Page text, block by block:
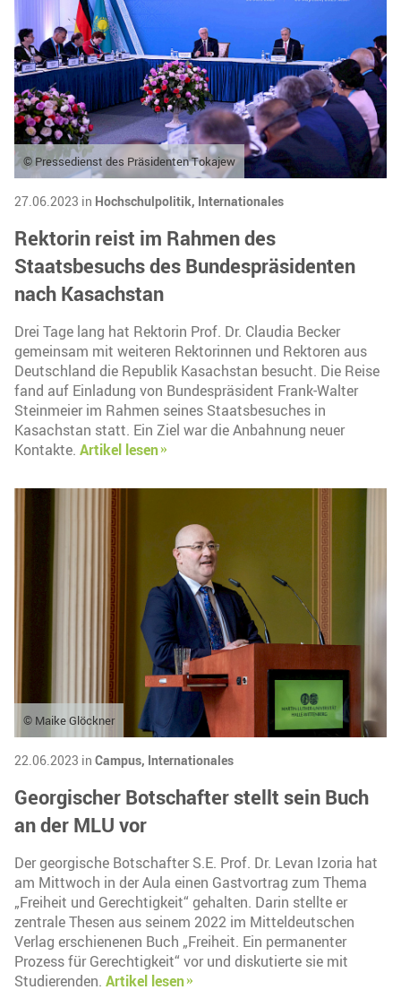
© Pressedienst des Präsidenten Tokajew
27.06.2023 in Hochschulpolitik, Internationales
Rektorin reist im Rahmen des
Staatsbesuchs des Bundespräsidenten
nach Kasachstan
Drei Tage lang hat Rektorin Prof. Dr. Claudia Becker
gemeinsam mit weiteren Rektorinnen und Rektoren aus
Deutschland die Republik Kasachstan besucht. Die Reise
fand auf Einladung von Bundespräsident Frank-Walter
Steinmeier im Rahmen seines Staatsbesuches in
Kasachstan statt. Ein Ziel war die Anbahnung neuer
Kontakte. Artikel lesen
© Maike Glöckner
22.06.2023 in Campus, Internationales
Georgischer Botschafter stellt sein Buch
an der MLU vor
Der georgische Botschafter S.E. Prof. Dr. Levan Izoria hat
am Mittwoch in der Aula einen Gastvortrag zum Thema
„Freiheit und Gerechtigkeit“ gehalten. Darin stellte er
zentrale Thesen aus seinem 2022 im Mitteldeutschen
Verlag erschienenen Buch „Freiheit. Ein permanenter
Prozess für Gerechtigkeit“ vor und diskutierte sie mit
Studierenden. Artikel lesen